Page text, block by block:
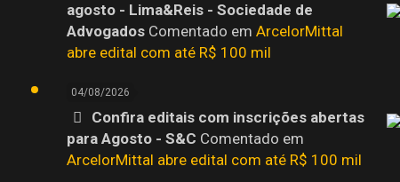
agosto - Lima&Reis - Sociedade de
AdvogadosComentado em ArcelorMittal
abre edital com até R$ 100 mil
04/08/2026
Confira editais com inscrições abertas
para Agosto - S&C Comentado em
ArcelorMittal abre edital com até R$ 100 mil